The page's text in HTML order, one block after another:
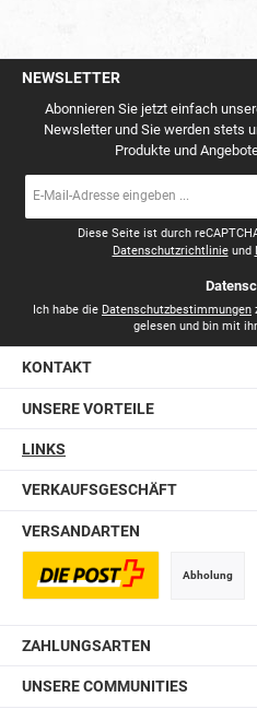
NEWSLETTER
Abonnieren Sie jetzt einfach
Newsletter und Sie werden stets
Produkte und
Mail-
Diese Seite ist durch
Datenschutzrichtlinieund
Ich habe die Datenschutzbestimmungen
gelesen und bin mit
KONTAKT
UNSERE VORTEILE
LINKS
VERKAUFSGESCHÄFT
VERSANDARTEN
Abholung
ZAHLUNGSARTEN
UNSERE COMMUNITIES